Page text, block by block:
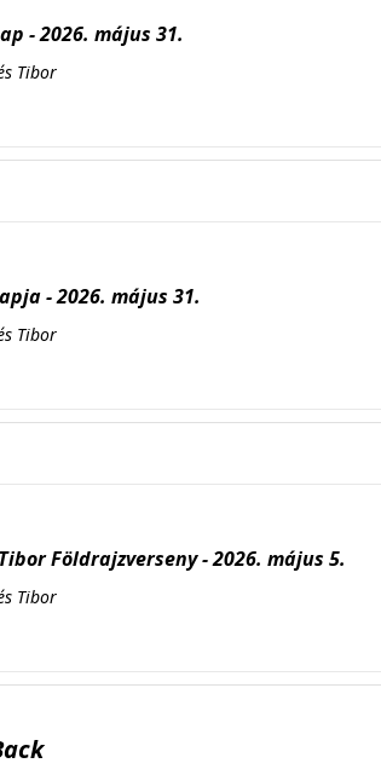
- 2026. május 31.
Tibor
- 2026. május 31.
Tibor
Földrajzverseny - 2026. május 5.
Tibor